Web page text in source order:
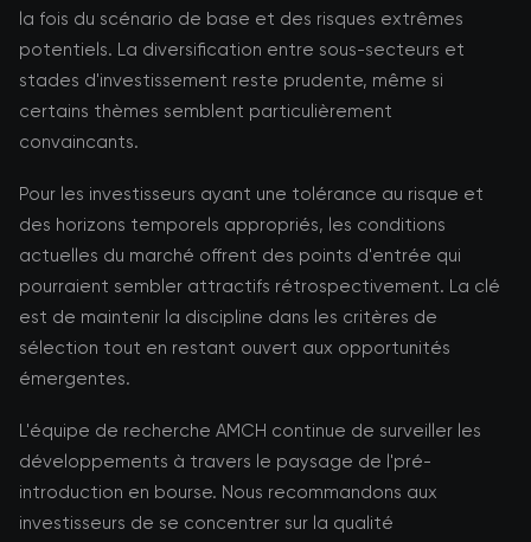
la fois du scénario de base et des risques extrêmes
potentiels. La diversification entre sous-secteurs et
stades d'investissement reste prudente, même si
certains thèmes semblent particulièrement
convaincants.
Pour les investisseurs ayant une tolérance au risque et
des horizons temporels appropriés, les conditions
actuelles du marché offrent des points d'entrée qui
pourraient sembler attractifs rétrospectivement. La clé
est de maintenir la discipline dans les critères de
sélection tout en restant ouvert aux opportunités
émergentes.
L'équipe de recherche AMCH continue de surveiller les
développements à travers le paysage de l'pré-
introduction en bourse. Nous recommandons aux
investisseurs de se concentrer sur la qualité